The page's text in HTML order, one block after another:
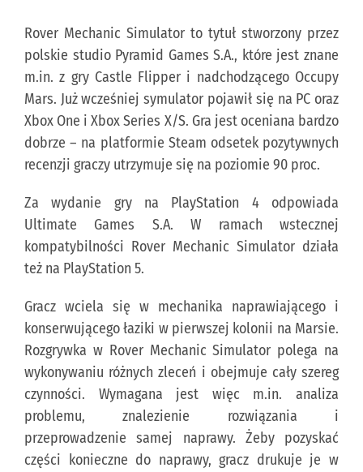
Rover Mechanic Simulator to tytuł stworzony przez
polskie studio Pyramid Games S.A., które jest znane
m.in. z gry Castle Flipper i nadchodzącego Occupy
Mars. Już wcześniej symulator pojawił się na PC oraz
Xbox One i Xbox Series X/S. Gra jest oceniana bardzo
dobrze – na platformie Steam odsetek pozytywnych
recenzji graczy utrzymuje się na poziomie 90 proc.
Za wydanie gry na PlayStation 4 odpowiada
Ultimate Games S.A. W ramach wstecznej
kompatybilności Rover Mechanic Simulator działa
też na PlayStation 5.
Gracz wciela się w mechanika naprawiającego i
konserwującego łaziki w pierwszej kolonii na Marsie.
Rozgrywka w Rover Mechanic Simulator polega na
wykonywaniu różnych zleceń i obejmuje cały szereg
czynności. Wymagana jest więc m.in. analiza
problemu, znalezienie rozwiązania i
przeprowadzenie samej naprawy. Żeby pozyskać
części konieczne do naprawy, gracz drukuje je w